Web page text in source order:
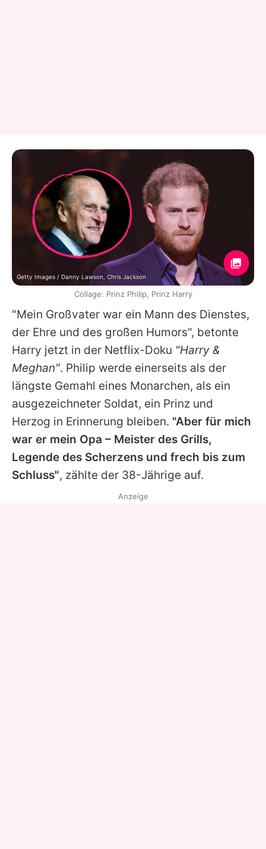
"Mein Großvater war ein Mann des Dienstes,
der Ehre und des großen Humors", betonte
Harry jetzt in der Netflix-Doku "Harry &
Meghan". Philip werde einerseits als der
längste Gemahl eines Monarchen, als ein
ausgezeichneter Soldat, ein Prinz und
Herzog in Erinnerung bleiben. "Aber für mich
war er mein Opa – Meister des Grills,
Legende des Scherzens und frech bis zum
Schluss", zählte der 38-Jährige auf.
Getty Images / Danny Lawson, Chris Jackson
Collage: Prinz Philip, Prinz Harry
Anzeige